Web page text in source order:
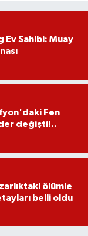
Ev Sahibi: Muay
Fen
değişti!..
ölümle
belli oldu